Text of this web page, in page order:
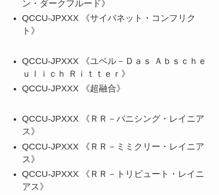
ン・ダークフルード》
QCCU-JPXXX 《サイバネット・コンフリク
ト》
QCCU-JPXXX 《ユベル－Ｄａｓ Ａｂｓｃｈｅ
ｕｌｉｃｈ Ｒｉｔｔｅｒ》
QCCU-JPXXX 《超融合》
QCCU-JPXXX 《ＲＲ－バニシング・レイニア
ス》
QCCU-JPXXX 《ＲＲ－ミミクリー・レイニア
ス》
QCCU-JPXXX 《ＲＲ－トリビュート・レイニ
アス》